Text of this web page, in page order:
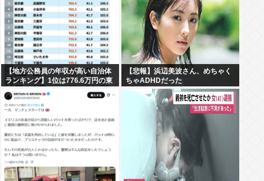
【地方公務員の年収が高い自治体
ランキング】1位は776.6万円の東
京都小平市 (平均年齢41.1歳）、2
位は神奈川県川崎市の776.4万
円、3位は東京都武蔵野市の765.4
万円
【悲報】浜辺美波さん、めちゃく
ちゃADHDだった